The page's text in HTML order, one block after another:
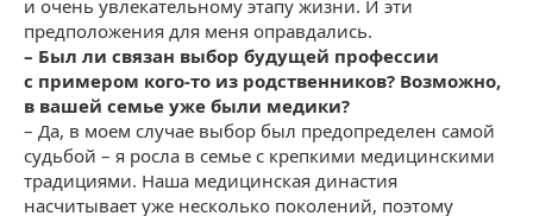
и очень увлекательному этапу жизни. И эти
предположения для меня оправдались.
– Был ли связан выбор будущей профессии
с примером кого-то из родственников? Возможно,
в вашей семье уже были медики?
– Да, в моем случае выбор был предопределен самой
судьбой – я росла в семье с крепкими медицинскими
традициями. Наша медицинская династия
насчитывает уже несколько поколений, поэтому